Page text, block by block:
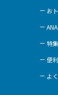
お
特
便
よ